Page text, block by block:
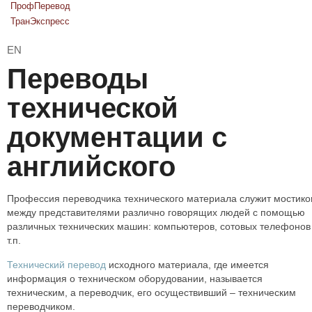
ПрофПеревод
ТранЭкспресс
EN
Переводы
технической
документации с
английского
Профессия переводчика технического материала служит
между представителями различно говорящих людей с помощью
различных технических машин: компьютеров, сотовых телефонов
т.п.
Технический перевод исходного материала, где имеется
информация о техническом оборудовании, называется
техническим, а переводчик, его осуществивший – техническим
переводчиком.